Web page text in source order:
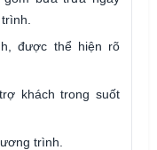
được thể hiện rõ
khách trong suốt
trình.